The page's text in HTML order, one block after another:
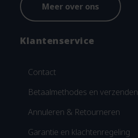
Meer over ons
Klantenservice
Contact
Betaalmethodes en verzenden
Annuleren & Retourneren
Garantie en klachtenregeling